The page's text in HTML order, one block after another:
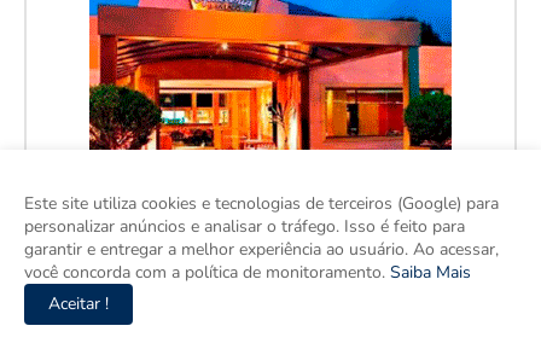
Este site utiliza cookies e tecnologias de terceiros (Google) para
personalizar anúncios e analisar o tráfego. Isso é feito para
garantir e entregar a melhor experiência ao usuário. Ao acessar,
você concorda com a política de monitoramento. Saiba Mais
Aceitar !